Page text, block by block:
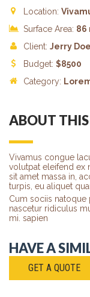
Location:
Surface Area: 86
Client: Jerry Doe
Budget: $8500
Category:
ABOUT THIS
Vivamus congue
volutpat eleifend ex
sit amet massa in,
turpis, eu aliquet
Cum sociis natoque
nascetur ridiculus
mi. sapien
HAVE A
GET A QUOTE